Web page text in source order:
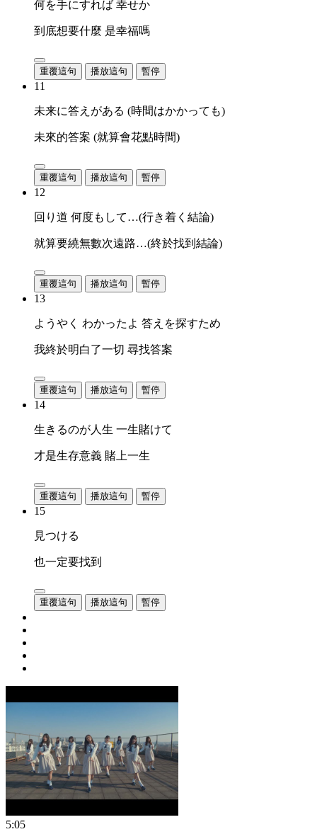
何を手にすれば 幸せか
到底想要什麼 是幸福嗎
重覆這句 播放這句 暫停
11
未来に答えがある (時間はかかっても)
未來的答案 (就算會花點時間)
重覆這句 播放這句 暫停
12
回り道 何度もして…(行き着く結論)
就算要繞無數次遠路…(終於找到結論)
重覆這句 播放這句 暫停
13
ようやく わかったよ 答えを探すため
我終於明白了一切 尋找答案
重覆這句 播放這句 暫停
14
生きるのが人生 一生賭けて
才是生存意義 賭上一生
重覆這句 播放這句 暫停
15
見つける
也一定要找到
重覆這句 播放這句 暫停
5:05